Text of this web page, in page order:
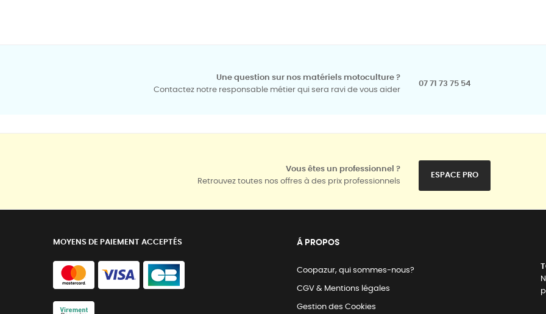
Une question sur nos matériels motoculture ?
Contactez notre responsable métier qui sera ravi de vous aider
07 71 73 75 54
Vous êtes un professionnel ?
Retrouvez toutes nos offres à des prix professionnels
ESPACE PRO
MOYENS DE PAIEMENT ACCEPTÉS Á PROPOS
Coopazur, qui sommes-nous?
CGV & Mentions légales
Gestion des Cookies